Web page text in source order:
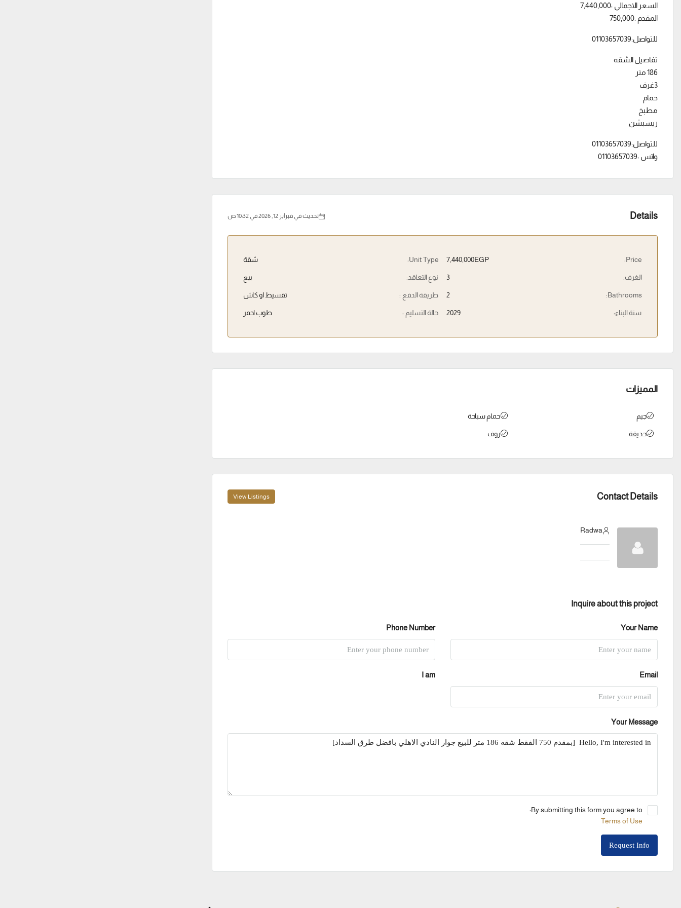
السعر الاجمالي :7,440,000
المقدم :750,000
للتواصل:01103657039
تفاصيل الشقه
186 متر
3غرف
حمام
مطبخ
ريسبشن
للتواصل:01103657039
واتس :01103657039
Details تحديث في فبراير 12, 2026 في 10:32 ص
Price:
7,440,000EGP
الغرف: 3
Bathrooms:
2
سنة البناء: 2029
Unit Type: شقة
نوع التعاقد: بيع
طريقة الدفع : تقسيط او كاش
حالة التسليم : طوب احمر
المميزات
جيم
حديقة
حمام سباحة
روف
Contact Details
View Listings
Radwa
Inquire about this project
Your Name
Phone Number
Email
I am
Your Message
By submitting this form you agree to:
Terms of Use
Request Info